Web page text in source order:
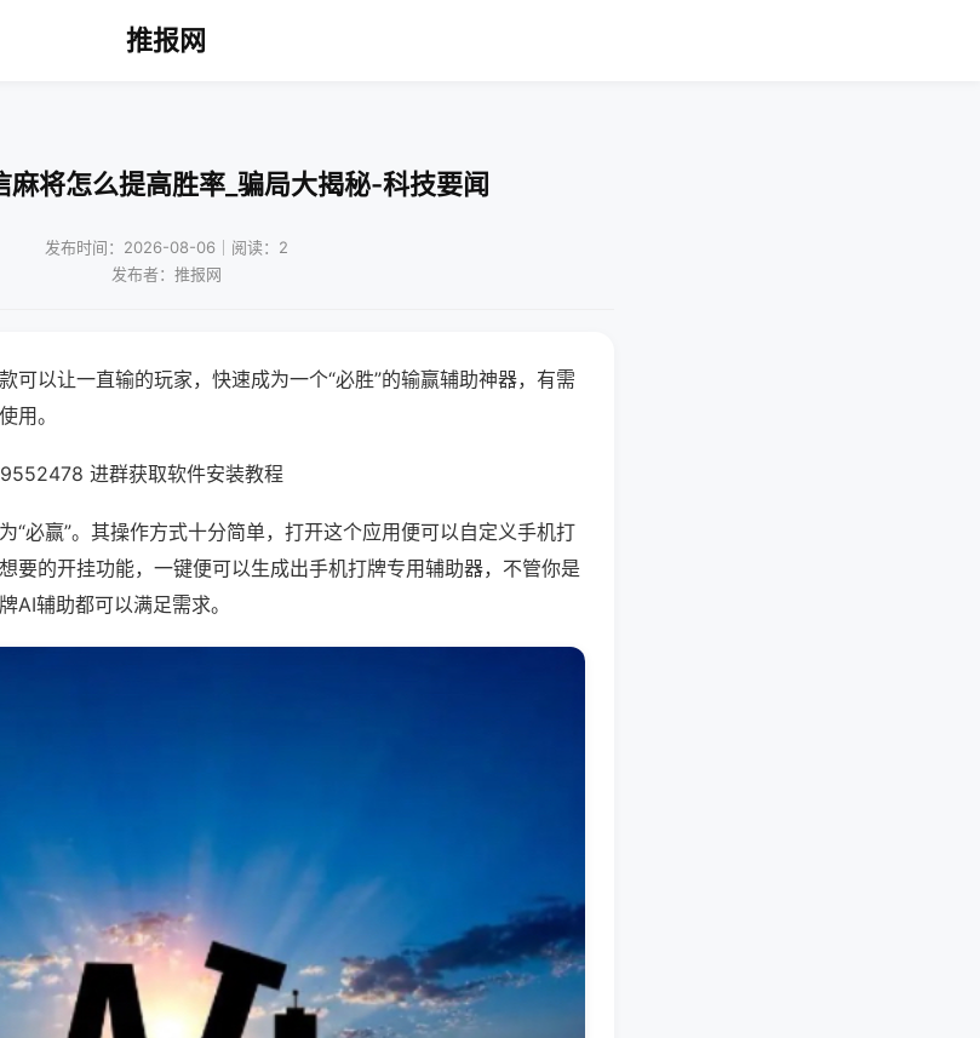
推报网
麻将怎么提高胜率_骗局大揭秘-科技要闻
发布时间：2026-08-06｜阅读：2
发布者：推报网
可以让一直输的玩家，快速成为一个“必胜”的输赢辅助神器，有需
用。
进群获取软件安装教程
“必赢”。其操作方式十分简单，打开这个应用便可以自定义手机打
要的开挂功能，一键便可以生成出手机打牌专用辅助器，不管你是
AI辅助都可以满足需求。